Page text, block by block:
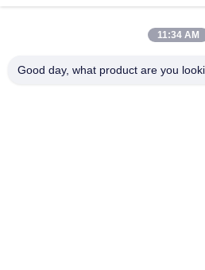
11:34 AM
Good day, what product are you